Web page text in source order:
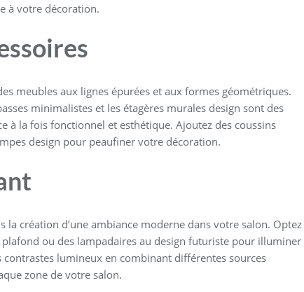
à votre décoration.
meubles aux lignes épurées et aux formes géométriques.
minimalistes et les étagères murales design sont des
à la fois fonctionnel et esthétique. Ajoutez des coussins
design pour peaufiner votre décoration.
la création d’une ambiance moderne dans votre salon. Optez
ou des lampadaires au design futuriste pour illuminer
contrastes lumineux en combinant différentes sources
zone de votre salon.